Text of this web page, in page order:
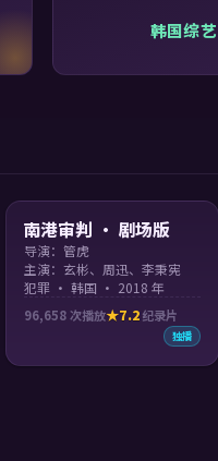
韩国综艺
南港审判 · 剧场版
导演：管虎
主演：玄彬、周迅、李秉宪
犯罪 · 韩国 · 2018 年
96,658次播放 7.2纪录片
独播